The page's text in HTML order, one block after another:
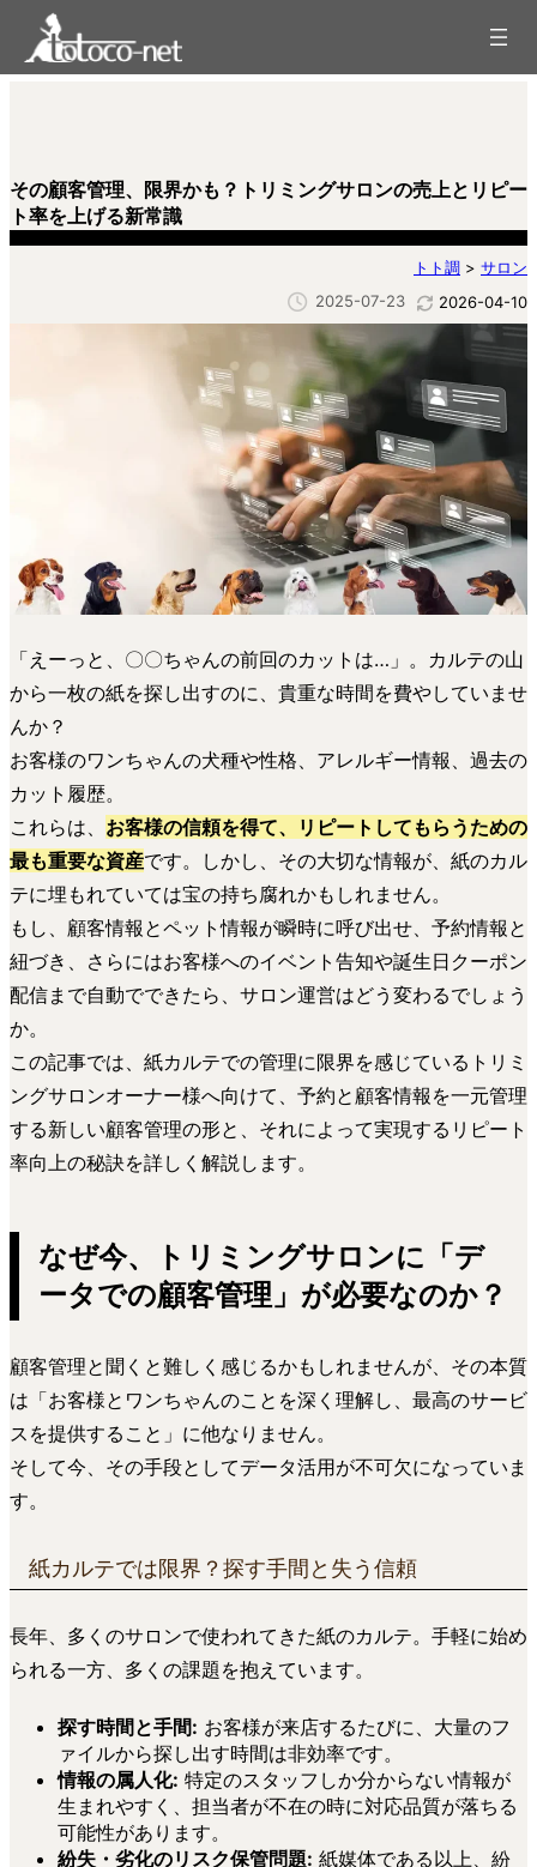
を
プ
その顧客管理、限界かも？トリミングサロンの売上とリピー
ト率を上げる新常識
トト調 > サロン
2025-07-23
2026-04-10
「えーっと、〇〇ちゃんの前回のカットは…」。カルテの山
から一枚の紙を探し出すのに、貴重な時間を費やしていませ
んか？
お客様のワンちゃんの犬種や性格、アレルギー情報、過去の
カット履歴。
これらは、 お客様の信頼を得て、リピートしてもらうための
最も重要な資産です。しかし、その大切な情報が、紙のカル
テに埋もれていては宝の持ち腐れかもしれません。
もし、顧客情報とペット情報が瞬時に呼び出せ、予約情報と
紐づき、さらにはお客様へのイベント告知や誕生日クーポン
配信まで自動でできたら、サロン運営はどう変わるでしょう
か。
この記事では、紙カルテでの管理に限界を感じているトリミ
ングサロンオーナー様へ向けて、予約と顧客情報を一元管理
する新しい顧客管理の形と、それによって実現するリピート
率向上の秘訣を詳しく解説します。
なぜ今、トリミングサロンに「デ
ータでの顧客管理」が必要なのか？
顧客管理と聞くと難しく感じるかもしれませんが、その本質
は「お客様とワンちゃんのことを深く理解し、最高のサービ
スを提供すること」に他なりません。
そして今、その手段としてデータ活用が不可欠になっていま
す。
紙カルテでは限界？探す手間と失う信頼
長年、多くのサロンで使われてきた紙のカルテ。手軽に始め
られる一方、多くの課題を抱えています。
探す時間と手間: お客様が来店するたびに、大量のフ
ァイルから探し出す時間は非効率です。
情報の属人化: 特定のスタッフしか分からない情報が
生まれやすく、担当者が不在の時に対応品質が落ちる
可能性があります。
紛失・劣化のリスク保管問題: 紙媒体である以上、紛